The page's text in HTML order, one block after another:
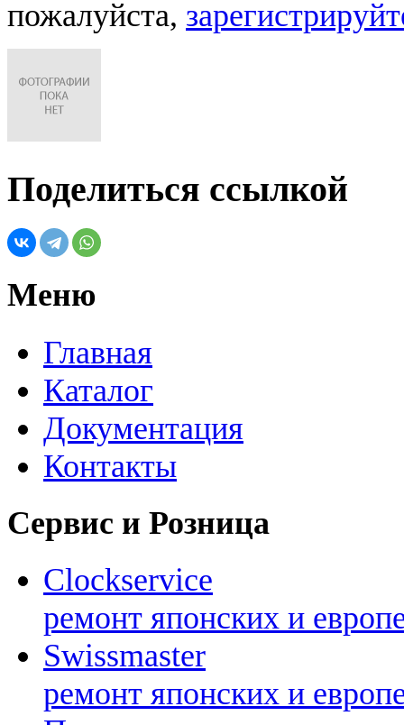
пожалуйста,
Поделиться ссылкой
Меню
Главная
Каталог
Документация
Контакты
Сервис и Розница
Clockservice
ремонт японских и
Swissmaster
ремонт японских и